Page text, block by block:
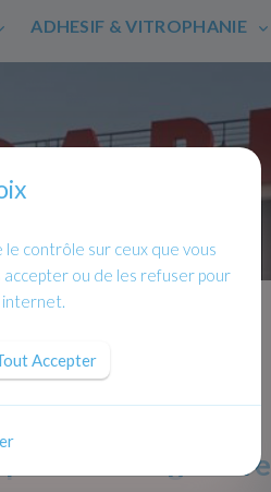
ADHESIF & VITROPHANIE
avec gravure
contrôle sur ceux que vous
accepter ou de les refuser pour
internet.
Accepter